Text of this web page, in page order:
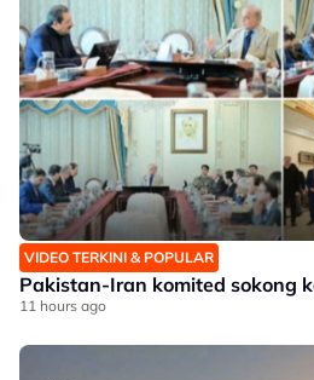
VIDEO TERKINI & POPULAR
Pakistan-Iran komited sokong
11 hours ago